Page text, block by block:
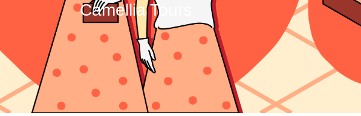
Camellia Tours